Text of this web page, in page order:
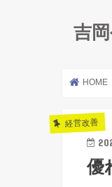
吉
HOME
経営改善
優